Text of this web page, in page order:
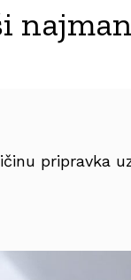
pripravka